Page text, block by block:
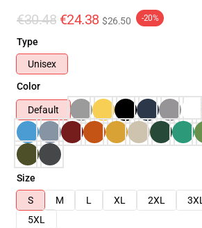
€30.48 €24.38 $26.50 -20%
Type
Unisex
Color
Default
Size
S
M L XL 2XL 3XL
5XL